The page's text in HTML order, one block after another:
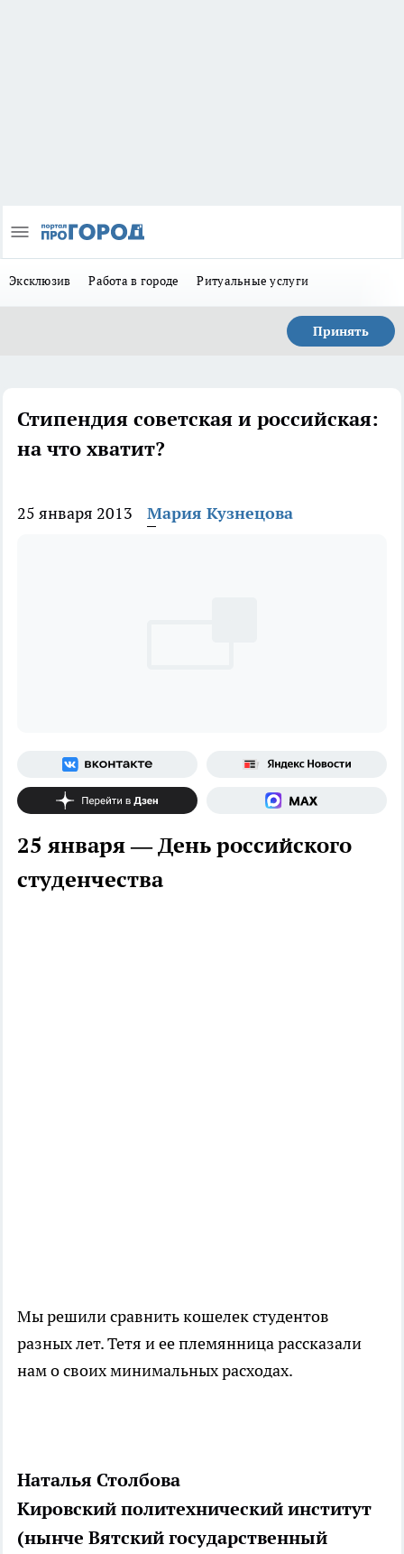
Эксклюзив Работа в городе Ритуальные услуги
Принять
Стипендия советская и российская:
на что хватит?
25 января 2013 Мария Кузнецова
25 января — День российского
студенчества
Мы решили сравнить кошелек студентов
разных лет. Тетя и ее племянница рассказали
нам о своих минимальных расходах.
Наталья Столбова
Кировский политехнический институт
(нынче Вятский государственный